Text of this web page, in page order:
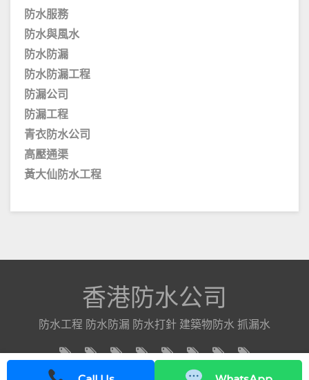
防水服務
防水與風水
防水防漏
防水防漏工程
防漏公司
防漏工程
青衣防水公司
高壓通渠
黃大仙防水工程
香港防水公司
防水工程 防水防漏 防水打針 建築物防水 抓漏水